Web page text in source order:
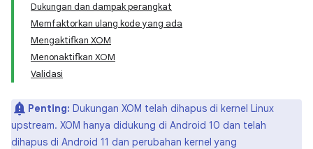
Dukungan dan dampak perangkat
Memfaktorkan ulang kode yang ada
Mengaktifkan XOM
Menonaktifkan XOM
Validasi
Penting: Dukungan XOM telah dihapus di kernel Linux
upstream. XOM hanya didukung di Android 10 dan telah
dihapus di Android 11 dan perubahan kernel yang